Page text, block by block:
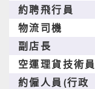
約聘飛行員
物流司機
副店長
空運理貨技術員
約僱人員(行政